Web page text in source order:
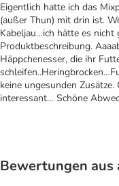
Eigentlich hatte ich das
(außer Thun) mit drin ist.
Kabeljau…ich hätte es
Produktbeschreibung.
Häppchenesser, die ihr
keine ungesunden
interessant… Schöne
Bewertungen aus